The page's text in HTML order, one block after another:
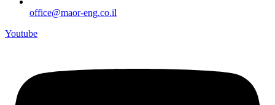
office@maor-eng.co.il
Youtube